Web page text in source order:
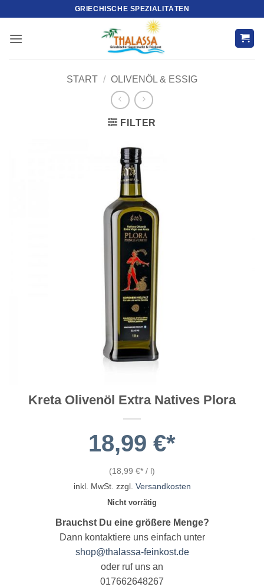
springen
GRIECHISCHE SPEZIALITÄTEN
START / OLIVENÖL & ESSIG
FILTER
Kreta Olivenöl Extra Natives Plora
18,99 €
(18,99 € / l)
inkl. MwSt. zzgl. Versandkosten
Nicht vorrätig
Brauchst Du eine größere Menge?
Dann kontaktiere uns einfach unter
shop@thalassa-feinkost.de
oder ruf uns an
017662648267